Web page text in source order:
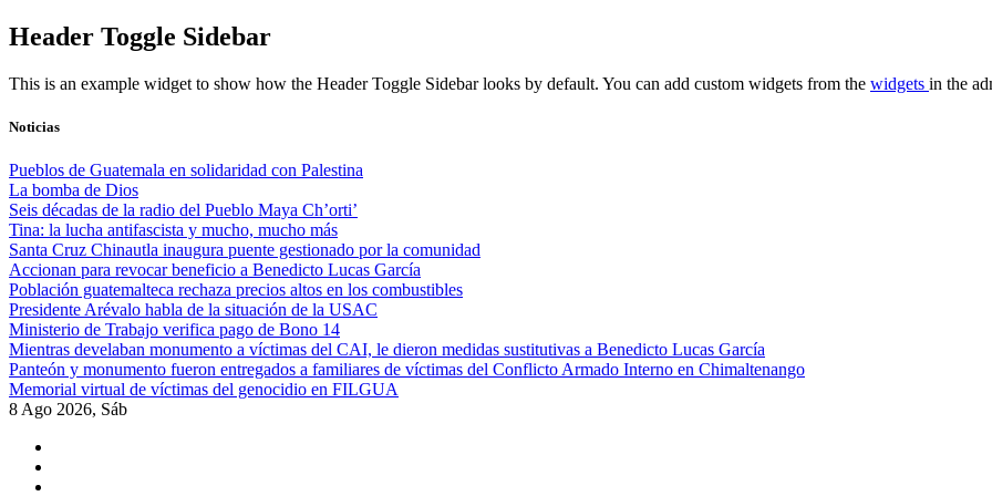
Skip
to
Header Toggle Sidebar
This is an example widget to show how the Header Toggle Sidebar looks by default. You can add custom widgets from the widgets in the
Noticias
Pueblos de Guatemala en solidaridad con Palestina
La bomba de Dios
Seis décadas de la radio del Pueblo Maya Ch’orti’
Tina: la lucha antifascista y mucho, mucho más
Santa Cruz Chinautla inaugura puente gestionado por la comunidad
Accionan para revocar beneficio a Benedicto Lucas García
Población guatemalteca rechaza precios altos en los combustibles
Presidente Arévalo habla de la situación de la USAC
Ministerio de Trabajo verifica pago de Bono 14
Mientras develaban monumento a víctimas del CAI, le dieron medidas sustitutivas a Benedicto Lucas García
Panteón y monumento fueron entregados a familiares de víctimas del Conflicto Armado Interno en Chimaltenango
Memorial virtual de víctimas del genocidio en FILGUA
8 Ago 2026, Sáb